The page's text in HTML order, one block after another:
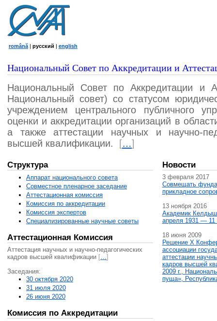
română | русский | english
Национальный Совет по Аккредитации и
Национальный Совет по Аккредитации и
Национальный совет) со статусом
учреждением центрального публичного
оценки и аккредитации организаций в
а также аттестации научных и научно-
высшей квалификации.
[…]
Структура
Аппарат национального совета
Совместное пленарное заседание
Аттестационная комисcия
Комиссия по аккредитации
Комиссия экспертов
Специализированные научные советы
Аттестационная Комиссия
Аттестация научных и научно-педагогических
кадров высшей квалификации […]
Заседания:
30 октября 2020
31 июля 2020
26 июня 2020
Комиссия по Аккредитации
Новости
3 февраля 2017
Совмещать
прикладное
13 ноября 2016
Академик
апреля 1931 — 11
18 июня 2009
Решение X
ассоциации
аттестации
кадров высшей
2009 г.,
пуща»,